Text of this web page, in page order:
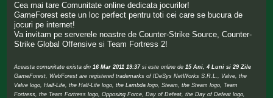
Cea mai tare Comunitate online dedicata jocurilor!
GameForest este un loc perfect pentru toti cei care se bucura de
jocuri pe internet!
Va invitam pe serverele noastre de Counter-Strike Source, Counter-
Strike Global Offensive si Team Fortress 2!
Aceasta comunitate exista din 16 Mar 2011 19:37si este online de 15 Ani, 4 Luni si 29 Zile
GameForest, WebForest are registered trademarks of IDeSys NetWorks S.R.L., Valve, the
Valve logo, Half-Life, the Half-Life logo, the Lambda logo, Steam, the Steam logo, Team
Fortress, the Team Fortress logo, Opposing Force, Day of Defeat, the Day of Defeat logo,